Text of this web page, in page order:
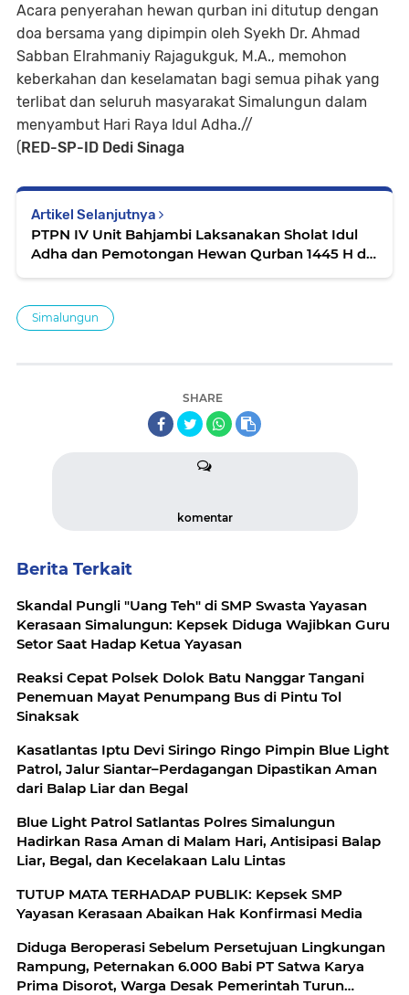
Acara penyerahan hewan qurban ini ditutup dengan
doa bersama yang dipimpin oleh Syekh Dr. Ahmad
Sabban Elrahmaniy Rajagukguk, M.A., memohon
keberkahan dan keselamatan bagi semua pihak yang
terlibat dan seluruh masyarakat Simalungun dalam
menyambut Hari Raya Idul Adha.//
(RED-SP-ID Dedi Sinaga
Artikel Selanjutnya
PTPN IV Unit Bahjambi Laksanakan Sholat Idul
Adha dan Pemotongan Hewan Qurban 1445 H di
Simalungun
SHARE
komentar
Berita Terkait
Skandal Pungli "Uang Teh" di SMP Swasta Yayasan
Kerasaan Simalungun: Kepsek Diduga Wajibkan Guru
Setor Saat Hadap Ketua Yayasan
Reaksi Cepat Polsek Dolok Batu Nanggar Tangani
Penemuan Mayat Penumpang Bus di Pintu Tol
Sinaksak
Kasatlantas Iptu Devi Siringo Ringo Pimpin Blue Light
Patrol, Jalur Siantar–Perdagangan Dipastikan Aman
dari Balap Liar dan Begal
Blue Light Patrol Satlantas Polres Simalungun
Hadirkan Rasa Aman di Malam Hari, Antisipasi Balap
Liar, Begal, dan Kecelakaan Lalu Lintas
TUTUP MATA TERHADAP PUBLIK: Kepsek SMP
Yayasan Kerasaan Abaikan Hak Konfirmasi Media
Diduga Beroperasi Sebelum Persetujuan Lingkungan
Rampung, Peternakan 6.000 Babi PT Satwa Karya
Prima Disorot, Warga Desak Pemerintah Turun